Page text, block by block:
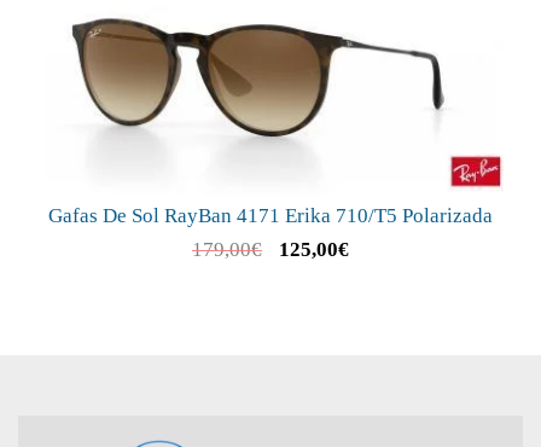
Gafas De Sol RayBan 4171 Erika 710/T5 Polarizada
179,00€ 125,00€